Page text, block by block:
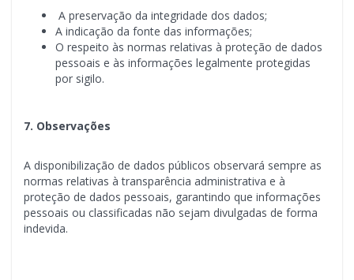
A preservação da integridade dos dados;
A indicação da fonte das informações;
O respeito às normas relativas à proteção de dados
pessoais e às informações legalmente protegidas
por sigilo.
7. Observações
A disponibilização de dados públicos observará sempre as
normas relativas à transparência administrativa e à
proteção de dados pessoais, garantindo que informações
pessoais ou classificadas não sejam divulgadas de forma
indevida.